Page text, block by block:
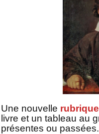
Une nouvelle rubrique
livre et un tableau au
présentes ou passées.